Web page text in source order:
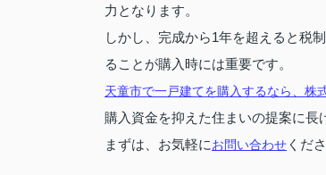
力となります。
しかし、完成から1年を超えると税
ることが購入時には重要です。
天童市で一戸建てを購入するなら、株
購入資金を抑えた住まいの提案に長
まずは、お気軽にお問い合わせ くだ